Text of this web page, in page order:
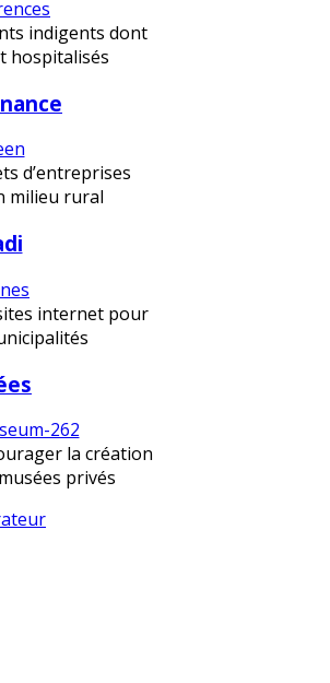
indigents dont
hospitalisés
d’entreprises
milieu rural
internet pour
la création
privés